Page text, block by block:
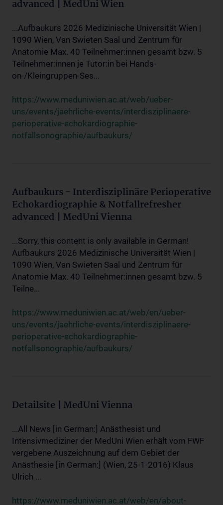
advanced | MedUni Wien
...Aufbaukurs 2026 Medizinische Universität Wien |
1090 Wien, Van Swieten Saal und Zentrum für
Anatomie Max. 40 Teilnehmer:innen gesamt bzw. 5
Teilnehmer:innen je Tutor:in bei Hands-
on-/Kleingruppen-Ses...
https://www.meduniwien.ac.at/web/ueber-
uns/events/jaehrliche-events/interdisziplinaere-
perioperative-echokardiographie-
notfallsonographie/aufbaukurs/
Aufbaukurs - Interdisziplinäre Perioperative
Echokardiographie & Notfallrefresher
advanced | MedUni Vienna
...Sorry, this content is only available in German!
Aufbaukurs 2026 Medizinische Universität Wien |
1090 Wien, Van Swieten Saal und Zentrum für
Anatomie Max. 40 Teilnehmer:innen gesamt bzw. 5
Teilne...
https://www.meduniwien.ac.at/web/en/ueber-
uns/events/jaehrliche-events/interdisziplinaere-
perioperative-echokardiographie-
notfallsonographie/aufbaukurs/
Detailsite | MedUni Vienna
...All News [in German:] Anästhesist und
Intensivmediziner der MedUni Wien erhält vom FWF
vergebene Auszeichnung auf dem Gebiet der
Anästhesie [in German:] (Wien, 25-1-2016) Klaus
Ulrich ...
https://www.meduniwien.ac.at/web/en/about-